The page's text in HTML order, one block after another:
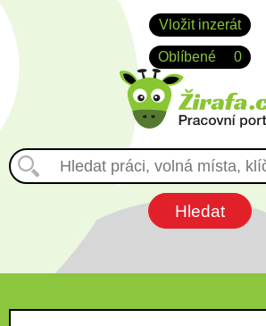
Vložit inzerát
Oblíbené 0